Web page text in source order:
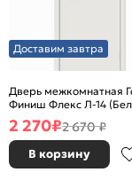
Доставим завтра
Дверь межкомнатная
Финиш Флекс Л-14
глухая, каркасно-
2 270₽2 670 ₽
В корзину